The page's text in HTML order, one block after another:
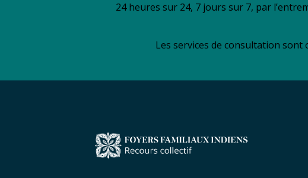
24 heures sur 24, 7 jours sur 7, par
Les services de consultation